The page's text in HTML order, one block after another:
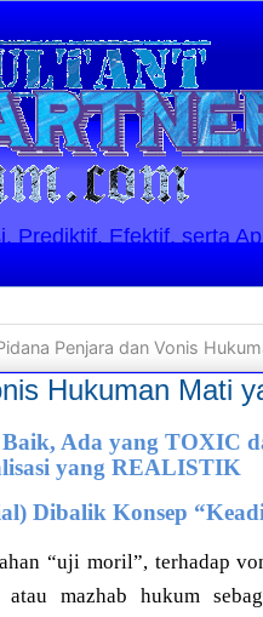
Prediktif, Efektif, serta
Penjara dan Vonis
Hukuman Mati
Ada yang TOXIC
yang REALISTIK
Dibalik Konsep
“uji moril”, terhadap
mazhab hukum